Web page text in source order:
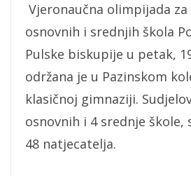
Vjeronaučna olimpijada za
osnovnih i srednjih škola
Pulske biskupije u petak,
održana je u Pazinskom
klasičnoj gimnaziji.
osnovnih i 4 srednje škole,
48 natjecatelja.